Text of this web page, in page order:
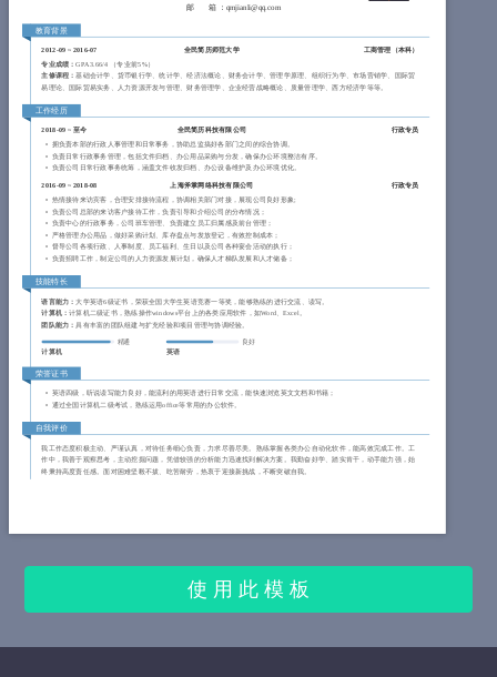
邮 箱 ： qmjianli@qq.com
教育背景
2012-09 ~ 2016-07 全民简历师范大学 工商管理（本科）
专业成绩：GPA 3.66/4 （专业前5%）
主修课程：基础会计学、货币银行学、统计学、经济法概论、财务会计学、管理学原理、组织行为学、市场营销学、国际贸
易理论、国际贸易实务、人力资源开发与管理、财务管理学、企业经营战略概论、质量管理学、西方经济学等等。
工作经历
2018-09 ~ 至今 全民简历科技有限公司
行政专员
拥负责本部的行政人事管理和日常事务，协助总监搞好各部门之间的综合协调。
负责日常行政事务管理，包括文件归档、办公用品采购与分发，确保办公环境整洁有序。
负责公司日常行政事务统筹，涵盖文件收发归档、办公设备维护及办公环境优化。
2016-09 ~ 2018-08 上海斧掌网络科技有限公司 行政专员
热情接待来访宾客，合理安排接待流程，协调相关部门对接，展现公司良好形象;
负责公司总部的来访客户接待工作，负责引导和介绍公司的分布情况；
负责中心的行政事务，公司班车管理、负责建立员工归属感及前台管理；
严格管理办公用品，做好采购计划、库存盘点与发放登记，有效控制成本；
督导公司各项行政、人事制度、员工福利、生日以及公司各种宴会活动的执行；
负责招聘工作，制定公司的人力资源发展计划，确保人才梯队发展和人才储备；
技能特长
语言能力：大学英语6级证书，荣获全国大学生英语竞赛一等奖，能够熟练的进行交流、读写。
计算机：计算机二级证书，熟练操作windows平台上的各类应用软件，如Word、Excel。
团队能力：具有丰富的团队组建与扩充经验和项目管理与协调经验。
计算机
精通
英语
良好
荣誉证书
英语四级，听说读写能力良好，能流利的用英语进行日常交流，能快速浏览英文文档和书籍；
通过全国计算机二级考试，熟练运用office等常用的办公软件。
自我评价
我工作态度积极主动、严谨认真，对待任务细心负责，力求尽善尽美。熟练掌握各类办公自动化软件，能高效完成工作。工
作中，我善于观察思考，主动挖掘问题，凭借较强的分析能力迅速找到解决方案。我勤奋好学、踏实肯干，动手能力强，始
终秉持高度责任感。面对困难坚毅不拔、吃苦耐劳，热衷于迎接新挑战，不断突破自我。
使 用 此 模 板